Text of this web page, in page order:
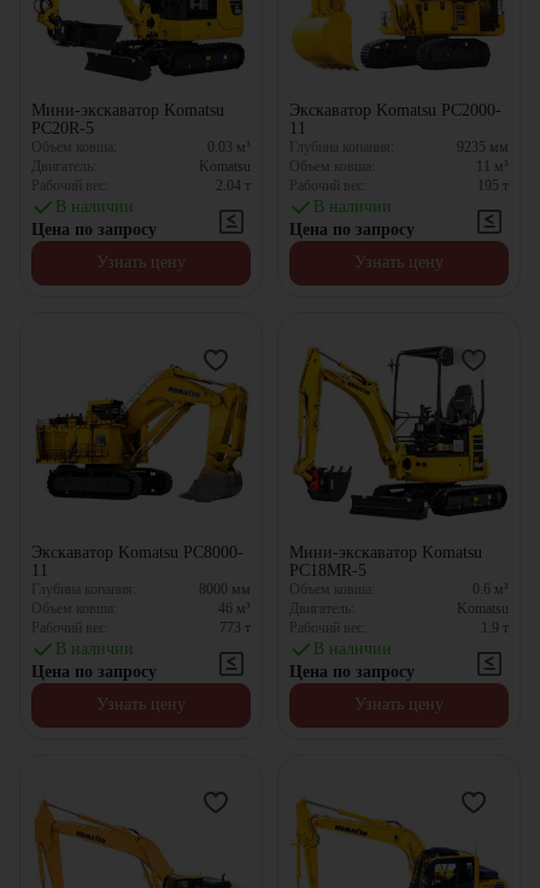
Мини-экскаватор Komatsu
PC20R-5
Объем ковша: 0.03 м³
Двигатель:
Komatsu
Рабочий вес:
2.04 т
В наличии
Цена по запросу
Узнать цену
Экскаватор Komatsu PC2000-
11
Глубина копания: 9235 мм
Объем ковша:
м³
Рабочий вес:
195 т
В наличии
Цена по запросу
Узнать цену
Экскаватор Komatsu PC8000-
11
Глубина копания: 8000 мм
Объем ковша:
46 м³
Рабочий вес:
773 т
В наличии
Цена по запросу
Узнать цену
Мини-экскаватор Komatsu
PC18MR-5
Объем ковша: 0.6 м³
Двигатель:
Komatsu
Рабочий вес:
1.9 т
В наличии
Цена по запросу
Узнать цену